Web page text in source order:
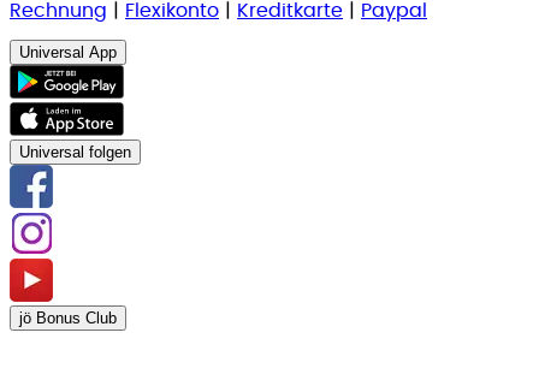
Rechnung Flexikonto Kreditkarte Paypal
Universal App
Universal folgen
jö Bonus Club